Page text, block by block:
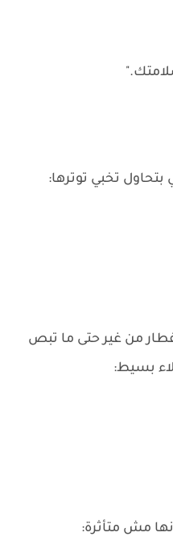
تخبي توترها:
من غير حتى ما تبص
بسيط:
مش متأثرة: